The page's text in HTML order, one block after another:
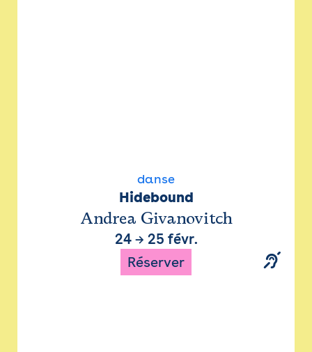
danse
Hidebound
Andrea Givanovitch
24→ 25 févr.
Réserver